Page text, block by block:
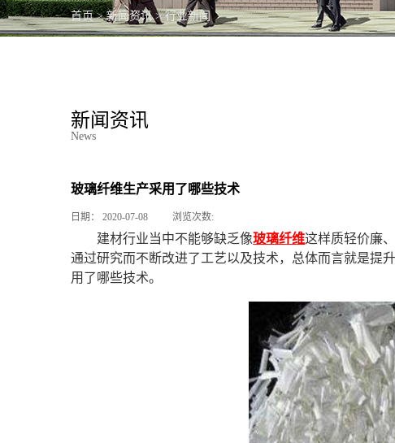
PC产品
首页 > 新闻资讯 > 行业新闻
新闻资讯
News
玻璃纤维生产采用了哪些技术
日期： 2020-07-08 浏览次数:
建材行业当中不能够缺乏像玻璃纤维这样质轻价廉
通过研究而不断改进了工艺以及技术，总体而言就是提
用了哪些技术。